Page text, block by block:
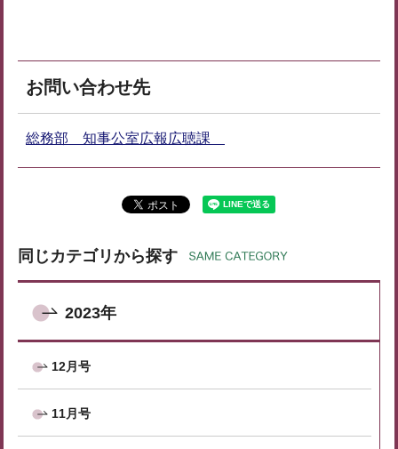
お問い合わせ先
総務部 知事公室広報広聴課
同じカテゴリから探す
2023年
12月号
11月号